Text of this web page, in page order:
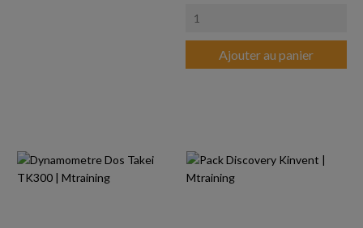
Ajouter au panier